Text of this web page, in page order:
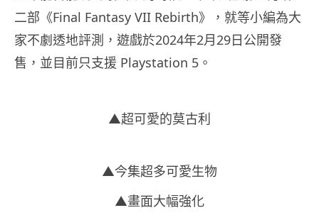
二部《Final Fantasy VII Rebirth》， 就等小編為大
家不劇透地評測，遊戲於2024年2月29日公開發
售，並目前只支援 Playstation 5。
▲超可愛的莫古利
▲今集超多可愛生物
▲畫面大幅強化